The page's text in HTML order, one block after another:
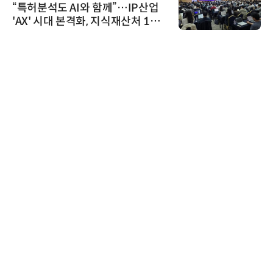
“특허분석도 AI와 함께”…IP산업
'AX' 시대 본격화, 지식재산처 1호